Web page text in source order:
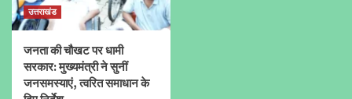
उत्तराखंड
जनता की चौखट पर धामी
सरकार: मुख्यमंत्री ने सुनीं
जनसमस्याएं, त्वरित समाधान के